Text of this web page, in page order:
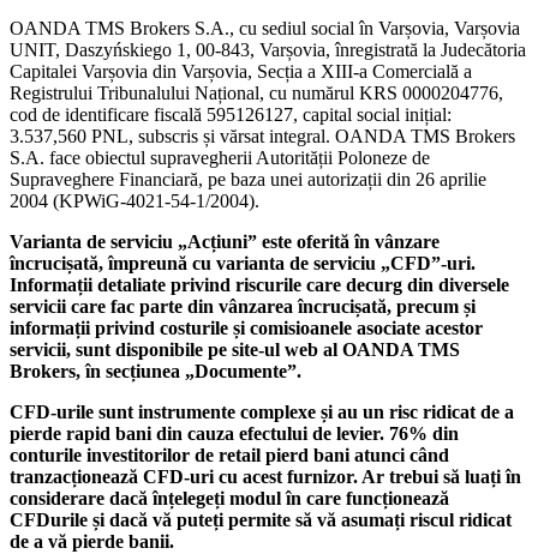
OANDA TMS Brokers S.A., cu sediul social în Varșovia, Varșovia
UNIT, Daszyńskiego 1, 00-843, Varșovia, înregistrată la Judecătoria
Capitalei Varșovia din Varșovia, Secția a XIII-a Comercială a
Registrului Tribunalului Național, cu numărul KRS 0000204776,
cod de identificare fiscală 595126127, capital social inițial:
3.537,560 PNL, subscris și vărsat integral. OANDA TMS Brokers
S.A. face obiectul supravegherii Autorității Poloneze de
Supraveghere Financiară, pe baza unei autorizații din 26 aprilie
2004 (KPWiG-4021-54-1/2004).
Varianta de serviciu „Acțiuni” este oferită în vânzare
încrucișată, împreună cu varianta de serviciu „CFD”-uri.
Informații detaliate privind riscurile care decurg din diversele
servicii care fac parte din vânzarea încrucișată, precum și
informații privind costurile și comisioanele asociate acestor
servicii, sunt disponibile pe site-ul web al OANDA TMS
Brokers, în secțiunea „Documente”.
CFD-urile sunt instrumente complexe și au un risc ridicat de a
pierde rapid bani din cauza efectului de levier. 76% din
conturile investitorilor de retail pierd bani atunci când
tranzacționează CFD-uri cu acest furnizor. Ar trebui să luați în
considerare dacă înțelegeți modul în care funcționează
CFDurile și dacă vă puteți permite să vă asumați riscul ridicat
de a vă pierde banii.